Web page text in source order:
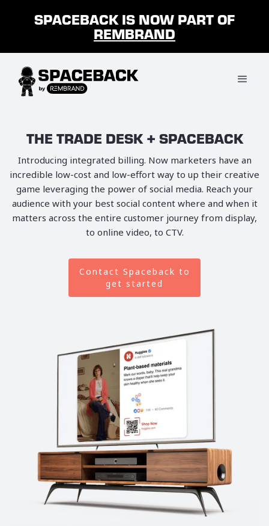
SPACEBACK IS NOW PART OF
REMBRAND
THE TRADE DESK + SPACEBACK
Introducing integrated billing. Now marketers have an
incredible low-cost and low-effort way to up their creative
game leveraging the power of social media. Reach your
audience with your best social content where and when it
matters across the entire customer journey from display,
to online video, to CTV.
Contact Spaceback to
get started